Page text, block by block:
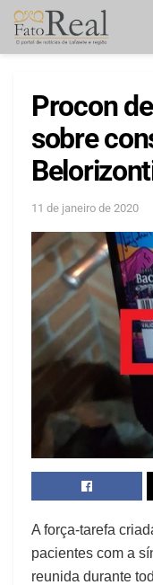
Procon
sobre
11 de janeiro de 2020
A força-tarefa
pacientes com a
reunida durante